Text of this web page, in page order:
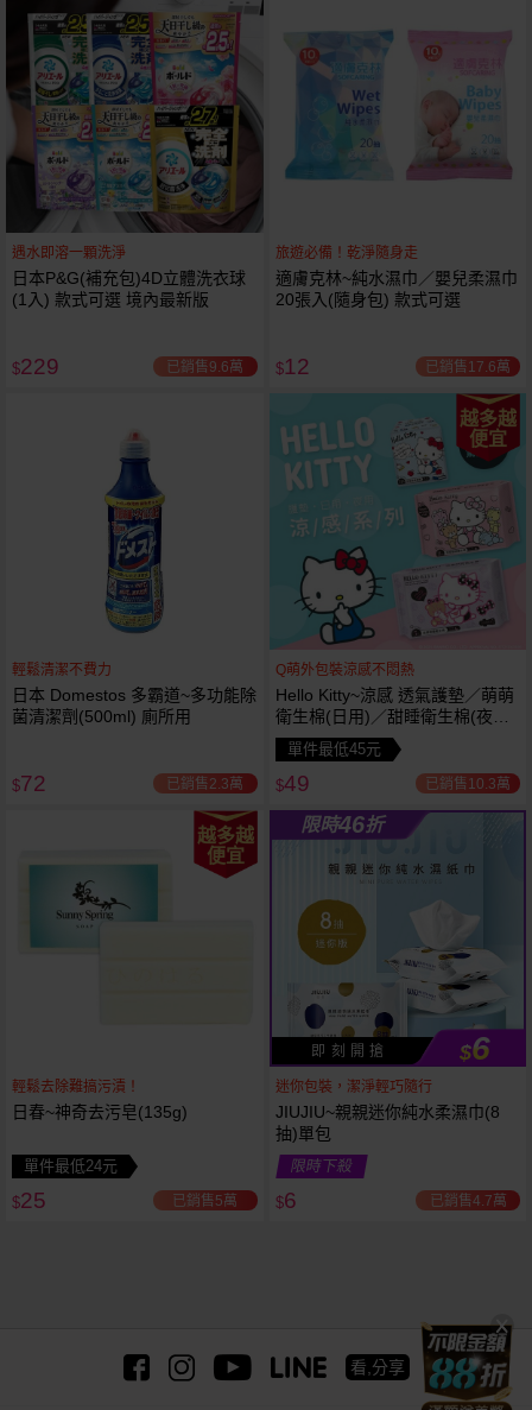
遇水即溶一顆洗淨
日本P&G(補充包)4D立體洗衣球
(1入) 款式可選 境內最新版
$229 已銷售9.6萬
旅遊必備！乾淨隨身走
適膚克林~純水濕巾／嬰兒柔濕巾
20張入(隨身包) 款式可選
$12 已銷售17.6萬
輕鬆清潔不費力
日本 Domestos 多霸道~多功能除
菌清潔劑(500ml) 廁所用
$72 已銷售2.3萬
越多越
便宜
Q萌外包裝涼感不悶熱
Hello Kitty~涼感 透氣護墊／萌萌
衛生棉(日用)／甜睡衛生棉(夜用
特長)1包入 款式可選
單件最低45元
$49 已銷售10.3萬
越多越
便宜
輕鬆去除難搞污漬！
日春~神奇去污皂(135g)
單件最低24元
$25 已銷售5萬
限時46折
即 刻 開 搶 $6
迷你包裝，潔淨輕巧隨行
JIUJIU~親親迷你純水柔濕巾(8
抽)單包
限時下殺
$6 已銷售4.7萬
看,分享